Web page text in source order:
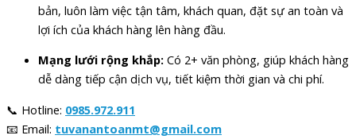
bản, luôn làm việc tận tâm, khách quan, đặt sự an toàn và
lợi ích của khách hàng lên hàng đầu.
Mạng lưới rộng khắp: Có 2+ văn phòng, giúp khách hàng
dễ dàng tiếp cận dịch vụ, tiết kiệm thời gian và chi phí.
📞 Hotline: 0985.972.911
📧 Email: tuvanantoanmt@gmail.com